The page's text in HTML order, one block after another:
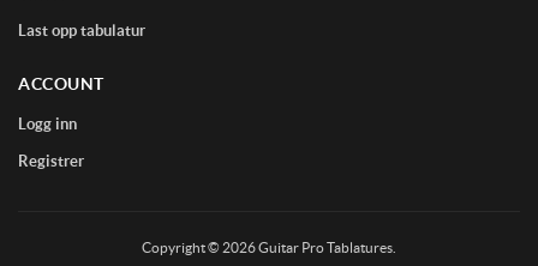
Last opp tabulatur
ACCOUNT
Logg inn
Registrer
Copyright © 2026 Guitar Pro Tablatures.